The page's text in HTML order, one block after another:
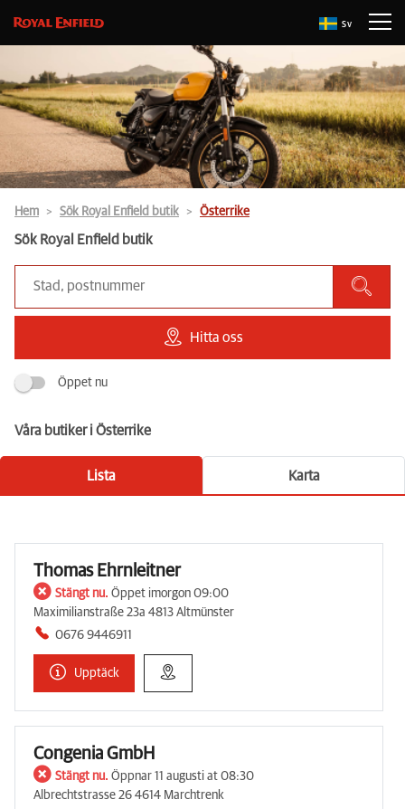
Sv
Hem Sök Royal Enfield butik Österrike
Sök Royal Enfield butik
Hitta oss
Öppet nu
Våra butiker i Österrike
Lista Karta
Thomas Ehrnleitner
Stängt nu. Öppet imorgon 09:00
Maximilianstraße 23a 4813 Altmünster
0676 9446911
Upptäck
Congenia GmbH
Stängt nu. Öppnar 11 augusti at 08:30
Albrechtstrasse 26 4614 Marchtrenk